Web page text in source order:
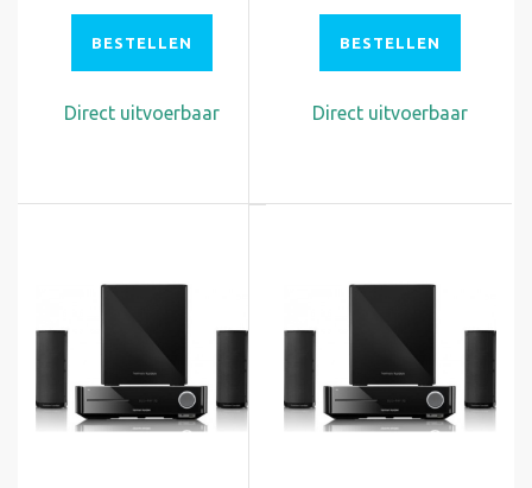
BESTELLEN
Direct uitvoerbaar
BESTELLEN
Direct uitvoerbaar